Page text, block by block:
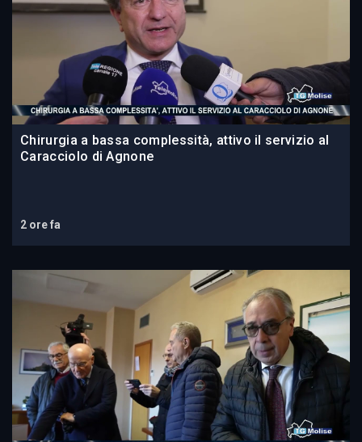
Chirurgia a bassa complessità, attivo il servizio al
Caracciolo di Agnone
2 ore fa